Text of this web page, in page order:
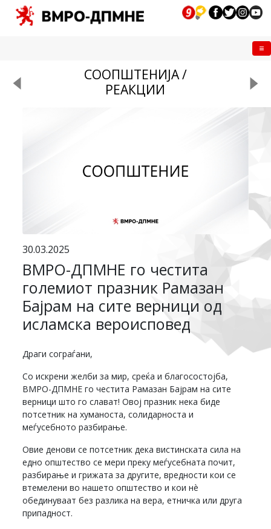
СООПШТЕНИЈА /
РЕАКЦИИ
30.03.2025
ВМРО-ДПМНЕ го честита
големиот празник Рамазан
Бајрам на сите верници од
исламска вероисповед
Драги сограѓани,
Со искрени желби за мир, среќа и благосостојба,
ВМРО-ДПМНЕ го честита Рамазан Бајрам на сите
верници што го слават! Овој празник нека биде
потсетник на хуманоста, солидарноста и
меѓусебното разбирање.
Овие денови се потсетник дека вистинската сила на
едно општество се мери преку меѓусебната почит,
разбирање и грижата за другите, вредности кои се
втемелени во нашето општество и кои нè
обединуваат без разлика на вера, етничка или друга
припадност.